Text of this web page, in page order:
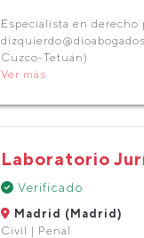
Especialista en
Cuzco-Tetuán)
Ver más
Laboratorio
Verificado
Madrid (Madrid)
Civil | Penal